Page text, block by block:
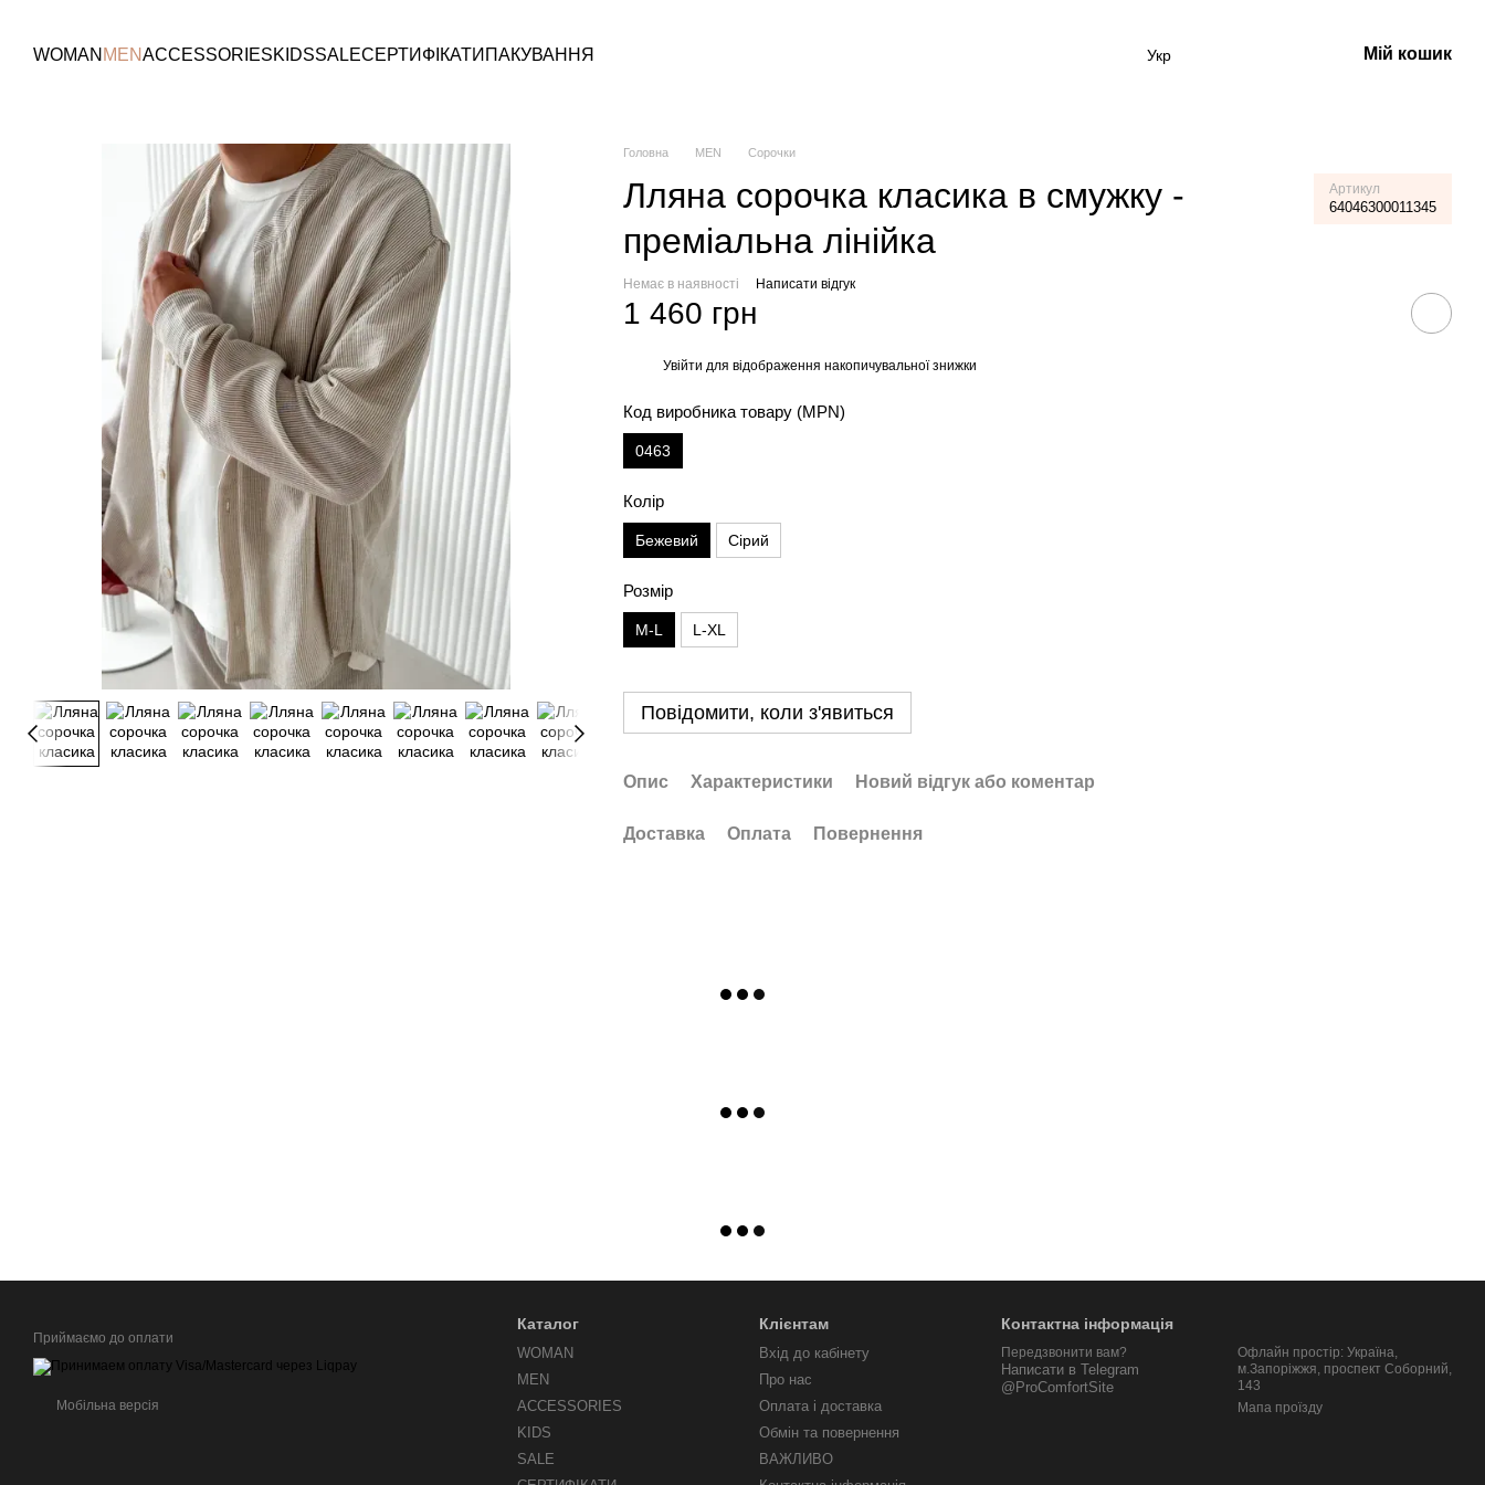
WOMAN MENACCESSORIESKIDSSALEСЕРТИФІКАТИ ПАКУВАННЯ Укр Мій кошик
Головна MEN Сорочки
Лляна сорочка класика в смужку -
преміальна лінійка
Артикул
64046300011345
Немає в наявності Написати відгук
1 460 грн
Увійти для відображення накопичувальної знижки
Код виробника товару (MPN)
0463
Колір
Бежевий Сірий
Розмір
M-L L-XL
Повідомити, коли з'явиться
Опис Характеристики Новий відгук або коментар
Доставка Оплата Повернення
Приймаємо до оплати
Мобільна версія
Каталог
WOMAN
MEN
ACCESSORIES
KIDS
SALE
Клієнтам
Вхід до кабінету
Про нас
Оплата і доставка
Обмін та повернення
ВАЖЛИВО
Контактна інформація
Передзвонити вам?
Написати в Telegram
@ProComfortSite
Офлайн простір: Україна,
м.Запоріжжя, проспект Соборний,
143
Мапа проїзду